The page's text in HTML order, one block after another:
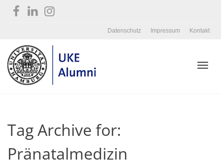
Datenschutz Impressum Kontakt
Tag Archive for:
Pränatalmedizin